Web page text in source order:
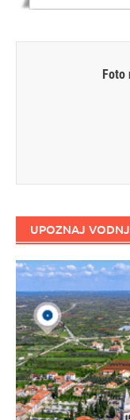
Foto
UPOZNAJ